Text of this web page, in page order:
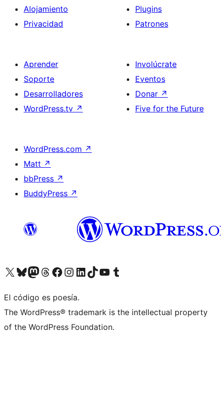
Alojamiento
Privacidad
Plugins
Patrones
Aprender
Soporte
Desarrolladores
WordPress.tv ↗
Involúcrate
Eventos
Donar ↗
Five for the Future
WordPress.com ↗
Matt ↗
bbPress ↗
BuddyPress ↗
Visita nuestra cuenta de X (anteriormente Twitter)
Visita nuestra cuenta de Bluesky
Visita nuestra cuenta de Mastodon
Visita nuestra cuenta de Threads
Visita nuestra página de Facebook
Visita nuestra cuenta de Instagram
Visita nuestra cuenta de LinkedIn
Visita nuestra cuenta de TikTok
Visita nuestro canal de YouTube
Visita nuestra cuenta de Tumblr
El código es poesía.
The WordPress® trademark is the intellectual property
of the WordPress Foundation.